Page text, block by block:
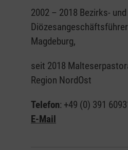
2002 – 2018 Bezirks- und
Magdeburg,
seit 2018
Region NordOst
Telefon: +49 (0) 391
E-Mail